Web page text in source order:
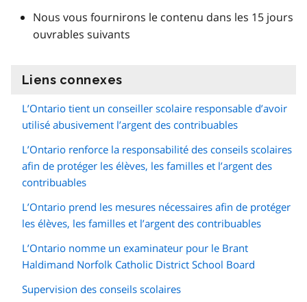
Nous vous fournirons le contenu dans les 15 jours
ouvrables suivants
Liens connexes
L’Ontario tient un conseiller scolaire responsable d’avoir
utilisé abusivement l’argent des contribuables
L’Ontario renforce la responsabilité des conseils scolaires
afin de protéger les élèves, les familles et l’argent des
contribuables
L’Ontario prend les mesures nécessaires afin de protéger
les élèves, les familles et l’argent des contribuables
L’Ontario nomme un examinateur pour le Brant
Haldimand Norfolk Catholic District School Board
Supervision des conseils scolaires